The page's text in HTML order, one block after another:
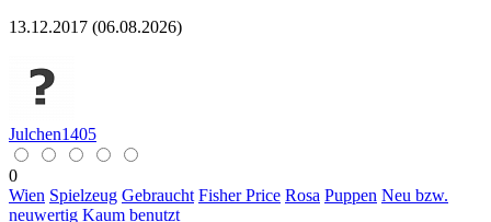
13.12.2017 (06.08.2026)
Julchen1405
0
Wien Spielzeug Gebraucht Fisher Price Rosa Puppen Neu bzw.
neuwertig Kaum benutzt